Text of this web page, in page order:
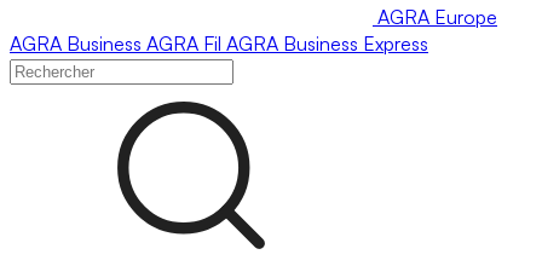
AGRA Europe
AGRA Business AGRA Fil AGRA Business Express